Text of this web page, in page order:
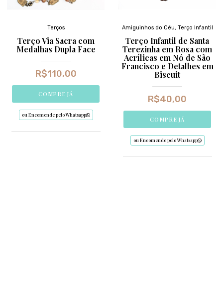
Terços
Terço Via Sacra com
Medalhas Dupla Face
R$110,00
COMPRE JÁ
ou Encomende pelo Whatsapp
Amiguinhos do Céu, Terço Infantil
Terço Infantil de Santa
Terezinha em Rosa com
Acrílicas em Nó de São
Francisco e Detalhes em
Biscuit
R$40,00
COMPRE JÁ
ou Encomende pelo Whatsapp